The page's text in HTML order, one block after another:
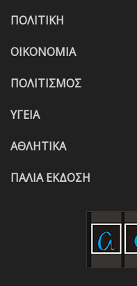
ΠΟΛΙΤΙΚΗ
ΟΙΚΟΝΟΜΙΑ
ΠΟΛΙΤΙΣΜΟΣ
ΥΓΕΙΑ
ΑΘΛΗΤΙΚΑ
ΠΑΛΙΑ ΕΚΔΟΣΗ